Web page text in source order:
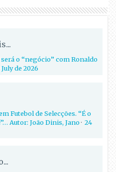
o “negócio” com Ronaldo
de 2026
Futebol de Selecções. “É o
Autor: João Dinis, Jano·24